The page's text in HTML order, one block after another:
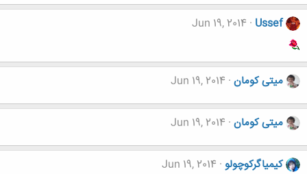
Ussef
Jun 19, 2014
میتی کومان Jun 19, 2014
میتی کومان Jun 19, 2014
کیمیاگرکوچولو Jun 19, 2014